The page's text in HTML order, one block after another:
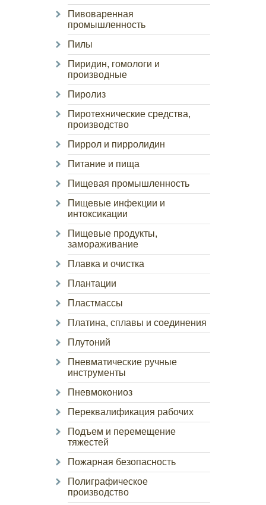
Пивоваренная
промышленность
Пилы
Пиридин, гомологи и
производные
Пиролиз
Пиротехнические средства,
производство
Пиррол и пирролидин
Питание и пища
Пищевая промышленность
Пищевые инфекции и
интоксикации
Пищевые продукты,
замораживание
Плавка и очистка
Плантации
Пластмассы
Платина, сплавы и соединения
Плутоний
Пневматические ручные
инструменты
Пневмокониоз
Переквалификация рабочих
Подъем и перемещение
тяжестей
Пожарная безопасность
Полиграфическое
производство